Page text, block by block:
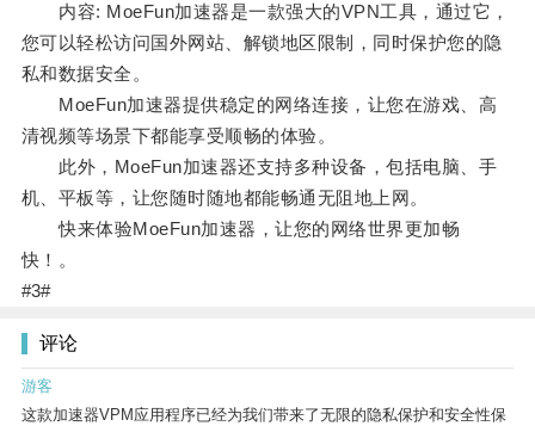
内容: MoeFun加速器是一款强大的VPN工具，通过它，
您可以轻松访问国外网站、解锁地区限制，同时保护您的隐
私和数据安全。
MoeFun加速器提供稳定的网络连接，让您在游戏、高
清视频等场景下都能享受顺畅的体验。
此外，MoeFun加速器还支持多种设备，包括电脑、手
机、平板等，让您随时随地都能畅通无阻地上网。
快来体验MoeFun加速器，让您的网络世界更加畅
快！。
#3#
评论
游客
这款加速器VPM应用程序已经为我们带来了无限的隐私保护和安全性保